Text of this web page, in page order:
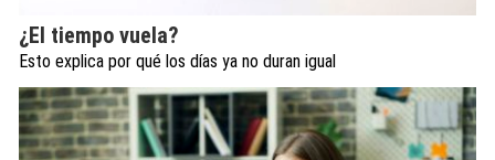
¿El tiempo vuela?
Esto explica por qué los días ya no duran igual